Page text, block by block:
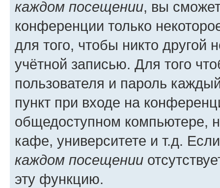
каждом посещении, вы
конференции только
для того, чтобы никто другой
учётной записью. Для того
пользователя и пароль
пункт при входе на
общедоступном компьютере,
кафе, университете и т.д.
каждом посещении
эту функцию.